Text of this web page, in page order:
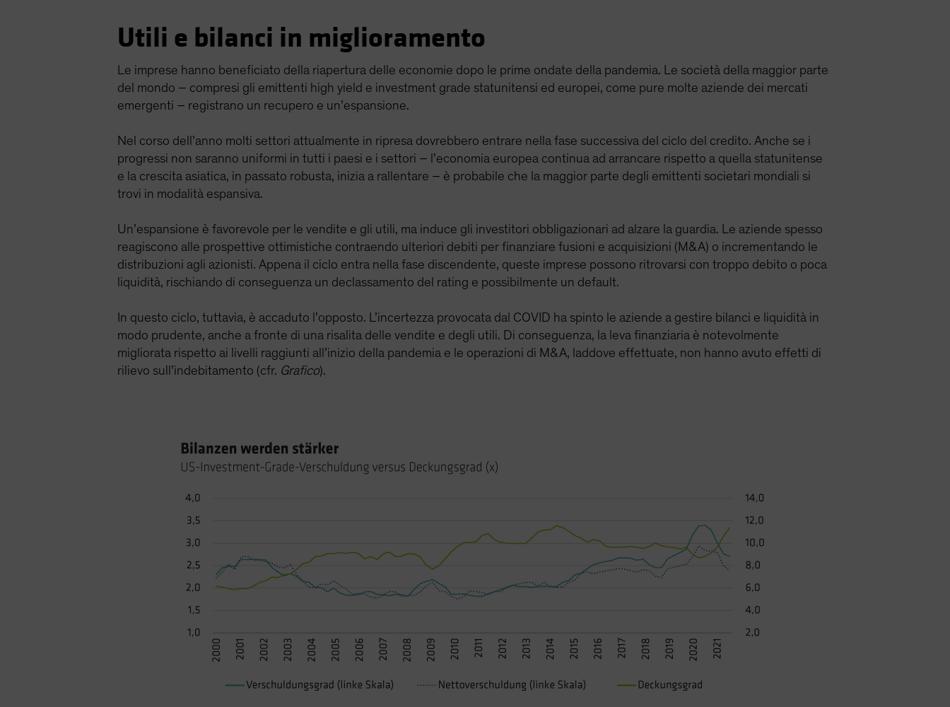
Utili e bilanci in miglioramento
Le imprese hanno beneficiato della riapertura delle economie dopo le prime ondate della pandemia. Le società della maggior parte
del mondo – compresi gli emittenti high yield e investment grade statunitensi ed europei, come pure molte aziende dei mercati
emergenti – registrano un recupero e un’espansione.
Nel corso dell’anno molti settori attualmente in ripresa dovrebbero entrare nella fase successiva del ciclo del credito. Anche se i
progressi non saranno uniformi in tutti i paesi e i settori – l’economia europea continua ad arrancare rispetto a quella statunitense
e la crescita asiatica, in passato robusta, inizia a rallentare – è probabile che la maggior parte degli emittenti societari mondiali si
trovi in modalità espansiva.
Un’espansione è favorevole per le vendite e gli utili, ma induce gli investitori obbligazionari ad alzare la guardia. Le aziende spesso
reagiscono alle prospettive ottimistiche contraendo ulteriori debiti per finanziare fusioni e acquisizioni (M&A) o incrementando le
distribuzioni agli azionisti. Appena il ciclo entra nella fase discendente, queste imprese possono ritrovarsi con troppo debito o poca
liquidità, rischiando di conseguenza un declassamento del rating e possibilmente un default.
In questo ciclo, tuttavia, è accaduto l’opposto. L’incertezza provocata dal COVID ha spinto le aziende a gestire bilanci e liquidità in
modo prudente, anche a fronte di una risalita delle vendite e degli utili. Di conseguenza, la leva finanziaria è notevolmente
migliorata rispetto ai livelli raggiunti all’inizio della pandemia e le operazioni di M&A, laddove effettuate, non hanno avuto effetti di
rilievo sull’indebitamento (cfr. Grafico).